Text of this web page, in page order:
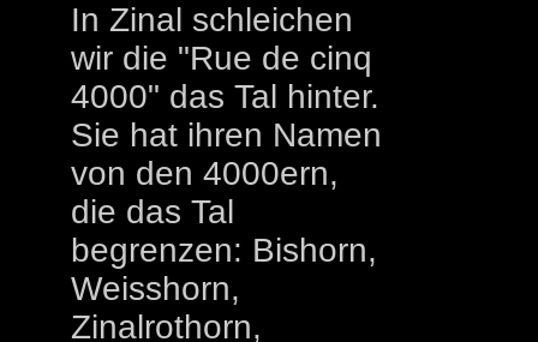
In Zinal schleichen
wir die "Rue de cinq
4000" das Tal hinter.
Sie hat ihren Namen
von den 4000ern,
die das Tal
begrenzen: Bishorn,
Weisshorn,
Zinalrothorn,